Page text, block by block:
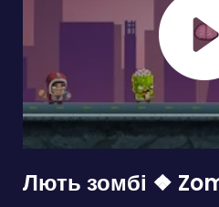
Лють зомбі ❖